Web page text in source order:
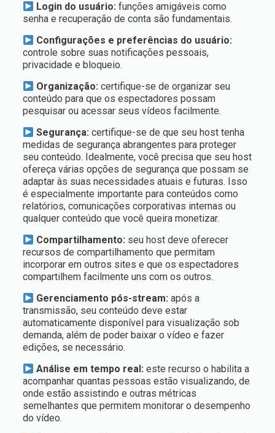
Login do usuário: funções amigáveis como
senha e recuperação de conta são fundamentais.
Configurações e preferências do usuário:
controle sobre suas notificações pessoais,
privacidade e bloqueio.
Organização: certifique-se de organizar seu
conteúdo para que os espectadores possam
pesquisar ou acessar seus vídeos facilmente.
Segurança: certifique-se de que seu host tenha
medidas de segurança abrangentes para proteger
seu conteúdo. Idealmente, você precisa que seu host
ofereça várias opções de segurança que possam se
adaptar às suas necessidades atuais e futuras. Isso
é especialmente importante para conteúdos como
relatórios, comunicações corporativas internas ou
qualquer conteúdo que você queira monetizar.
Compartilhamento: seu host deve oferecer
recursos de compartilhamento que permitam
incorporar em outros sites e que os espectadores
compartilhem facilmente uns com os outros.
Gerenciamento pós-stream: após a
transmissão, seu conteúdo deve estar
automaticamente disponível para visualização sob
demanda, além de poder baixar o vídeo e fazer
edições, se necessário.
Análise em tempo real: este recurso o habilita a
acompanhar quantas pessoas estão visualizando, de
onde estão assistindo e outras métricas
semelhantes que permitem monitorar o desempenho
do vídeo.